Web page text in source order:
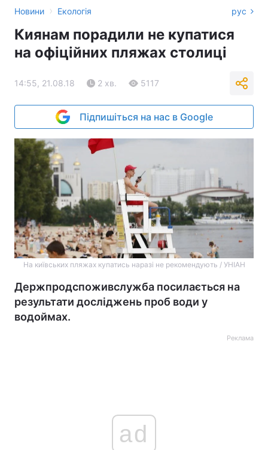
Новини › Екологія рус
Киянам порадили не купатися
на офіційних пляжах столиці
14:55, 21.08.18 2 хв. 5117
Підпишіться на нас в Google
На київських пляжах купатись наразі не рекомендують / УНІАН
Держпродспоживслужба посилається на
результати досліджень проб води у
водоймах.
Реклама
ad